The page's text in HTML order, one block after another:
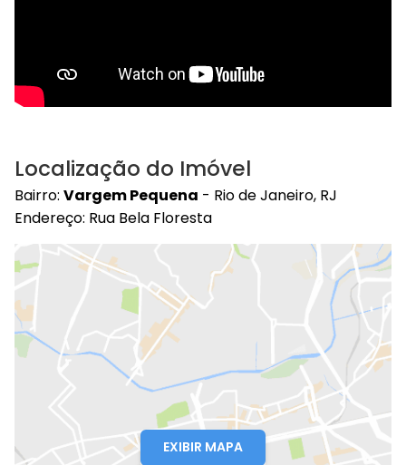
Localização do Imóvel
Bairro: Vargem Pequena - Rio de Janeiro, RJ
Endereço: Rua Bela Floresta
EXIBIR MAPA